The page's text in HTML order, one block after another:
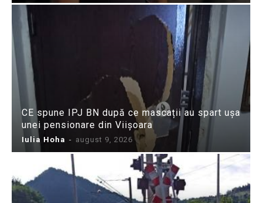
CE spune IPJ BN după ce mascații au spart ușa
unei pensionare din Viișoara
Iulia Hoha - august 9, 2026